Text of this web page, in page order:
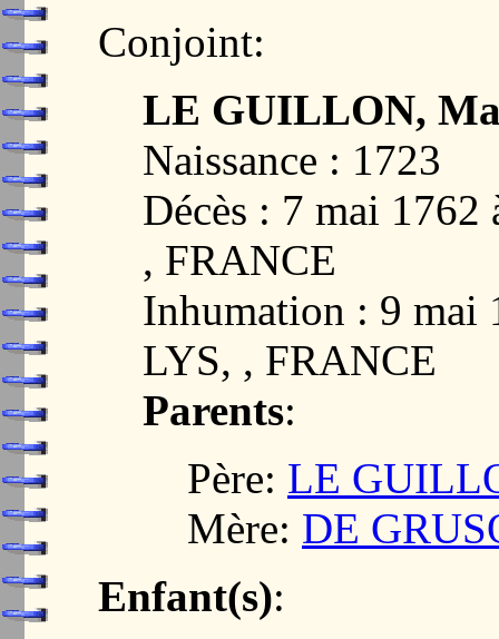
Conjoint:
LE GUILLON,
Naissance : 1723
Décès : 7 mai
, FRANCE
Inhumation : 9
LYS, , FRANCE
Parents:
Père: LE
Mère: DE
Enfant(s):